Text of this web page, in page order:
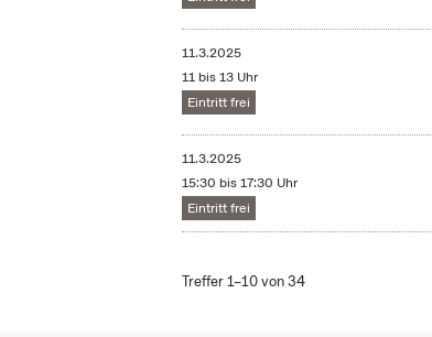
11.3.2025
11 bis 13 Uhr
Eintritt frei
11.3.2025
15:30 bis 17:30 Uhr
Eintritt frei
Treffer 1–10 von 34